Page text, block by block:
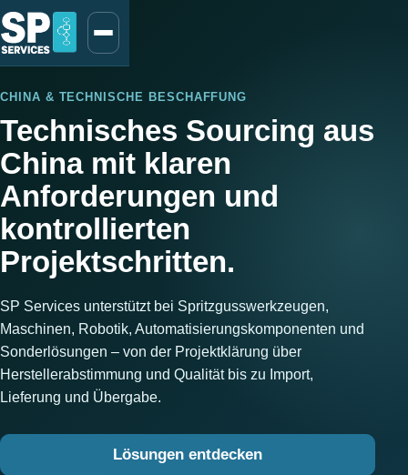
CHINA & TECHNISCHE BESCHAFFUNG
Technisches Sourcing aus
China mit klaren
Anforderungen und
kontrollierten
Projektschritten.
SP Services unterstützt bei Spritzgusswerkzeugen,
Maschinen, Robotik, Automatisierungskomponenten und
Sonderlösungen – von der Projektklärung über
Herstellerabstimmung und Qualität bis zu Import,
Lieferung und Übergabe.
Lösungen entdecken